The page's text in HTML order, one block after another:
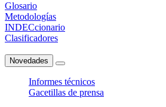
Glosario
Metodologías
INDECcionario
Clasificadores
Novedades
Informes técnicos
Gacetillas de prensa